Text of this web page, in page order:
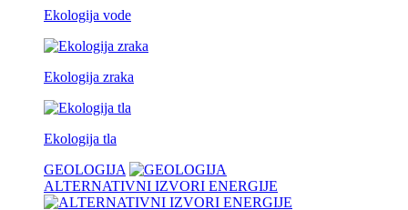
Ekologija vode
Ekologija zraka
Ekologija tla
GEOLOGIJA
ALTERNATIVNI IZVORI ENERGIJE